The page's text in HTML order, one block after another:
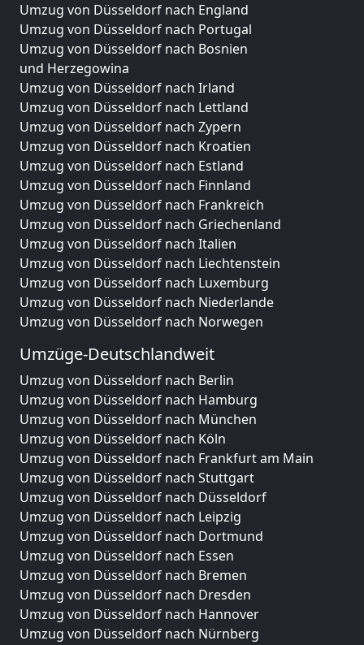
Umzug von Düsseldorf nach England
Umzug von Düsseldorf nach Portugal
Umzug von Düsseldorf nach Bosnien
und Herzegowina
Umzug von Düsseldorf nach Irland
Umzug von Düsseldorf nach Lettland
Umzug von Düsseldorf nach Zypern
Umzug von Düsseldorf nach Kroatien
Umzug von Düsseldorf nach Estland
Umzug von Düsseldorf nach Finnland
Umzug von Düsseldorf nach Frankreich
Umzug von Düsseldorf nach Griechenland
Umzug von Düsseldorf nach Italien
Umzug von Düsseldorf nach Liechtenstein
Umzug von Düsseldorf nach Luxemburg
Umzug von Düsseldorf nach Niederlande
Umzug von Düsseldorf nach Norwegen
Umzüge-Deutschlandweit
Umzug von Düsseldorf nach Berlin
Umzug von Düsseldorf nach Hamburg
Umzug von Düsseldorf nach München
Umzug von Düsseldorf nach Köln
Umzug von Düsseldorf nach Frankfurt am Main
Umzug von Düsseldorf nach Stuttgart
Umzug von Düsseldorf nach Düsseldorf
Umzug von Düsseldorf nach Leipzig
Umzug von Düsseldorf nach Dortmund
Umzug von Düsseldorf nach Essen
Umzug von Düsseldorf nach Bremen
Umzug von Düsseldorf nach Dresden
Umzug von Düsseldorf nach Hannover
Umzug von Düsseldorf nach Nürnberg